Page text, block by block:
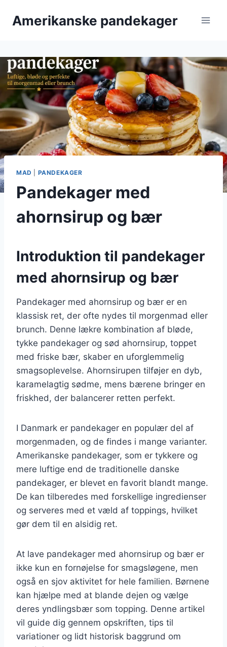
Amerikanske pandekager
MAD PANDEKAGER
Pandekager med
ahornsirup og bær
Introduktion til pandekager
med ahornsirup og bær
Pandekager med ahornsirup og bær er en
klassisk ret, der ofte nydes til morgenmad eller
brunch. Denne lækre kombination af bløde,
tykke pandekager og sød ahornsirup, toppet
med friske bær, skaber en uforglemmelig
smagsoplevelse. Ahornsirupen tilføjer en dyb,
karamelagtig sødme, mens bærene bringer en
friskhed, der balancerer retten perfekt.
I Danmark er pandekager en populær del af
morgenmaden, og de findes i mange varianter.
Amerikanske pandekager, som er tykkere og
mere luftige end de traditionelle danske
pandekager, er blevet en favorit blandt mange.
De kan tilberedes med forskellige ingredienser
og serveres med et væld af toppings, hvilket
gør dem til en alsidig ret.
At lave pandekager med ahornsirup og bær er
ikke kun en fornøjelse for smagsløgene, men
også en sjov aktivitet for hele familien. Børnene
kan hjælpe med at blande dejen og vælge
deres yndlingsbær som topping. Denne artikel
vil guide dig gennem opskriften, tips til
variationer og lidt historisk baggrund om